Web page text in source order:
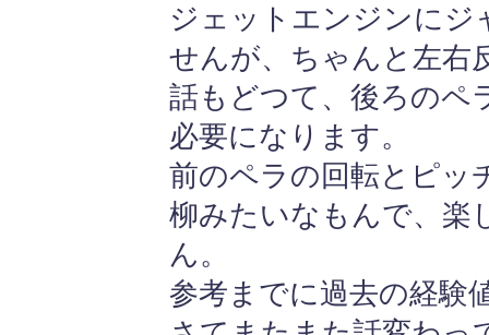
ジェットエンジンにジ
せんが、ちゃんと左右
話もどつて、後ろのペ
必要になります。
前のペラの回転とピッ
柳みたいなもんで、楽
ん。
参考までに過去の経験